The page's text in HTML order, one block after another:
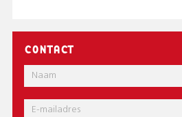
CONTACT
Naam
E-